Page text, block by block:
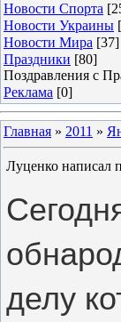
Новости Спорта
Новости Украины
Новости Мира [37]
Праздники [80]
Поздравления с
Реклама [0]
Главная » 2011 »
Луценко написал
делу